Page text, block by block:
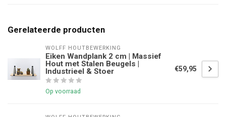
Gerelateerde producten
WOLFF HOUTBEWERKING
Eiken Wandplank 2 cm | Massief
Hout met Stalen Beugels |
Industrieel & Stoer
Op voorraad
€59,95